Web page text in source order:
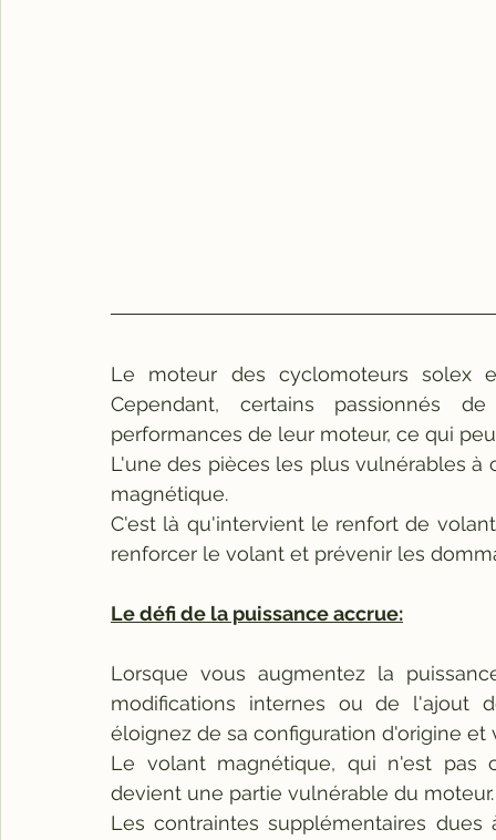
Le moteur des cyclomoteurs solex
Cependant, certains passionnés
performances de leur moteur, ce qui
L'une des pièces les plus vulnérables
magnétique.
C'est là qu'intervient le renfort de
renforcer le volant et prévenir les
Le défi de la puissance accrue:
Lorsque vous augmentez la
modifications internes ou de l'ajout
éloignez de sa configuration d'origine
Le volant magnétique, qui n'est pas
devient une partie vulnérable du
Les contraintes supplémentaires